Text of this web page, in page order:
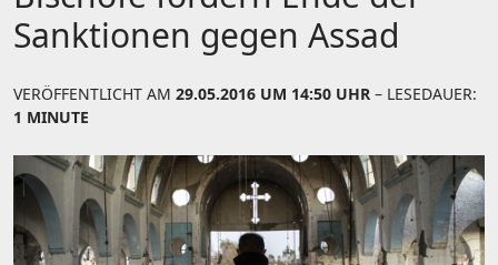
Sanktionen gegen Assad
VERÖFFENTLICHT AM 29.05.2016 UM 14:50 UHR – LESEDAUER:
1 MINUTE